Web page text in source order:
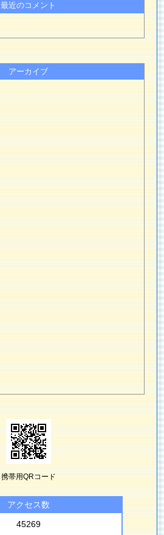
最近のコメント
アーカイブ
携帯用QRコード
アクセス数
45269